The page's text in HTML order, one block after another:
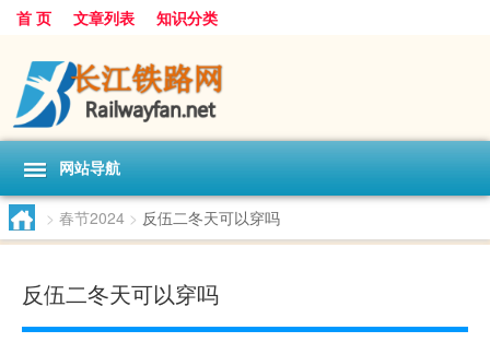
首 页 文章列表 知识分类
网站导航
> 春节2024 > 反伍二冬天可以穿吗
反伍二冬天可以穿吗